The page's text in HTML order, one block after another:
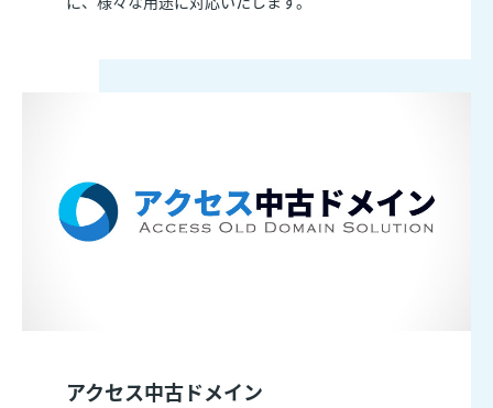
アクセス中古ドメイン